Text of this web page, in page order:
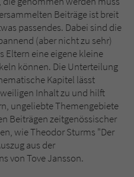
Beiträge ist breit
passendes. Dabei sind die
(aber nicht zu sehr)
Eltern eine eigene kleine
können. Die Unterteilung
Kapitel lässt
Inhalt zu und hilft
ungeliebte Themengebiete
Beiträgen zeitgenössischer
wie Theodor Sturms "Der
aus der
von Tove Jansson.